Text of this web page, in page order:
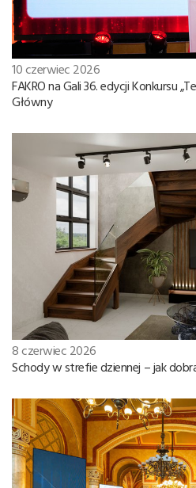
10 czerwiec 2026
FAKRO na Gali 36. edycji Konkursu
Główny
8 czerwiec 2026
Schody w strefie dziennej – jak